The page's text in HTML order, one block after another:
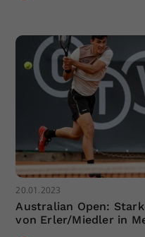
20.01.2023
Australian Open:
von Erler/Miedler in